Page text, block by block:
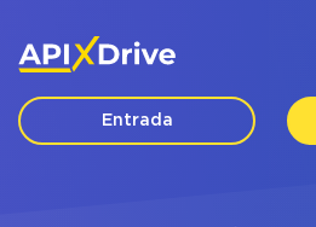
Entrada